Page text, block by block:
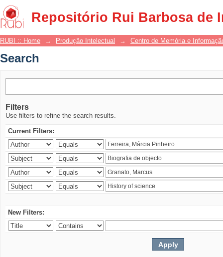
Repositório Rui Barbosa de
Search
RUBI :: Home → Produção Intelectual → Centro de Memória e
Search
Filters
Use filters to refine the search results.
Current Filters:
New Filters: